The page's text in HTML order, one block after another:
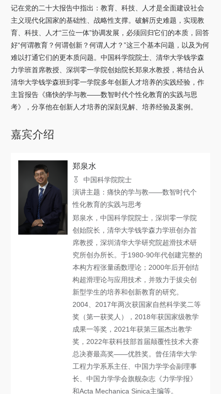
信息公开
关于我们
选择身份
信息系统
记在党的二十大报告中指出：教育、科技、人才是全面建设社会
主义现代化国家的基础性、战略性支撑。破解历史难题，实现教
育、科技、人才“三位一体”协调发展，必须回归它们的本质，回答
好“何谓教育？何谓创新？何谓人才？”这三个基本问题，以及为何
难以打通它们的更本质问题。中国科学院院士、清华大学钱学森
力学班首席教授、深圳零一学院创始院长郑泉水教授，将结合从
清华大学钱学森班到零一学院多年创新人才培养的实践经验，作
主旨报告《痛快的学与教——数智时代个性化教育的实践与思
考》，分享他在创新人才培养的深刻见解、培养经验及案例。
嘉宾介绍
郑泉水
中国科学院院士
演讲主题：痛快的学与教——数智时代个
性化教育的实践与思考
郑泉水，中国科学院院士，深圳零一学院
创始院长，清华大学钱学森力学班创办首
席教授，深圳清华大学研究院超滑技术研
究所创办所长。于1980-90年代创建完整的
本构方程张量函数理论；2000年后开创结
构超滑理论与应用技术，并致力于拔尖创
新型学生的培养和创新教育的研究。
2004、2017年两次获国家自然科学奖二等
奖（第一获奖人），2018年获国家级教学
成果一等奖，2021年获第三届杰出教学
奖，2022年获科技部首届颠覆性技术大赛
总决赛最高奖——优胜奖。曾任清华大学
工程力学系系主任、中国力学学会副理事
长、中国力学学会旗舰杂志《力学学报》
和Acta Mechanica Sinica主编等。